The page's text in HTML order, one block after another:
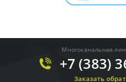
Многоканальная
+7 (383)
Заказать